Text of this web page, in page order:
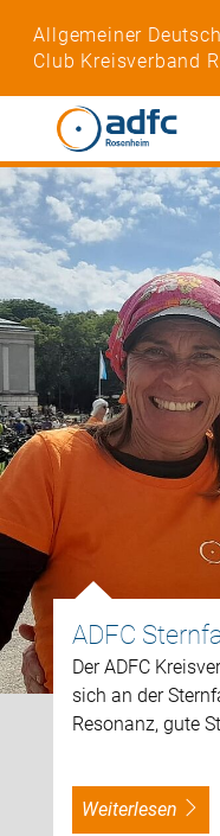
Allgemeiner
Club Kreisverband
ADFC
Der ADFC
sich an der
Resonanz, gute
weiterlesen